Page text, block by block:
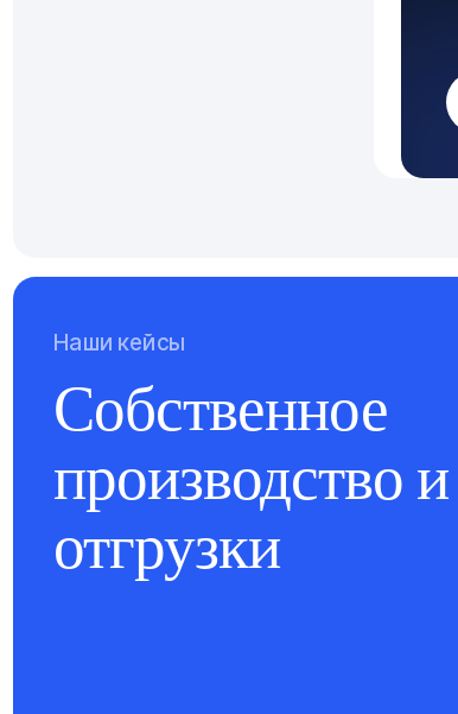
Наши кейсы
Собственное
производство и
отгрузки